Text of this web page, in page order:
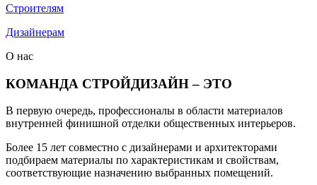
Строителям
Дизайнерам
О нас
КОМАНДА СТРОЙДИЗАЙН – ЭТО
В первую очередь, профессионалы в области материалов
внутренней финишной отделки общественных интерьеров.
Более 15 лет совместно с дизайнерами и архитекторами
подбираем материалы по характеристикам и свойствам,
соответствующие назначению выбранных помещений.